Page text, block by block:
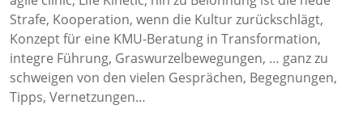
Strafe, Kooperation, wenn die Kultur zurückschlägt,
Konzept für eine KMU-Beratung in Transformation,
integre Führung, Graswurzelbewegungen, … ganz zu
schweigen von den vielen Gesprächen, Begegnungen,
Tipps, Vernetzungen…